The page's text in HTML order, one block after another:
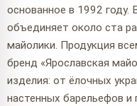
основанное в 1992 году.
объединяет около ста
майолики. Продукция
бренд «Ярославская
изделия: от ёлочных
настенных барельефов